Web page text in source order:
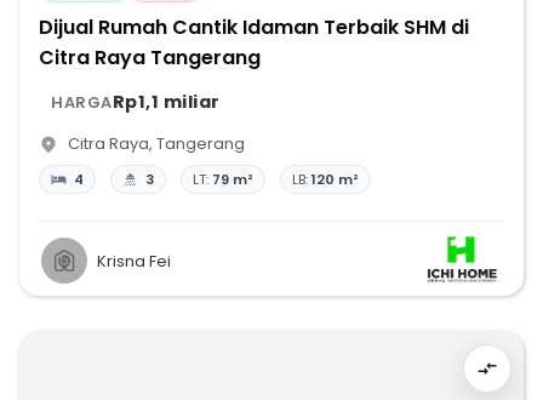
Dijual Rumah Cantik Idaman Terbaik SHM di
Citra Raya Tangerang
HARGARp1,1 miliar
Citra Raya, Tangerang
4 3 LT: 79 m² LB:120 m²
Krisna Fei